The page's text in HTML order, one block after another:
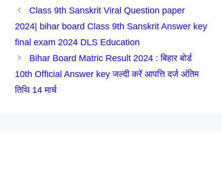
Class 9th Sanskrit Viral Question paper
2024| bihar board Class 9th Sanskrit Answer key
final exam 2024 DLS Education
Bihar Board Matric Result 2024 : बिहार बोर्ड
10th Official Answer key जल्दी करें आपत्ति दर्ज अंतिम
तिथि 14 मार्च